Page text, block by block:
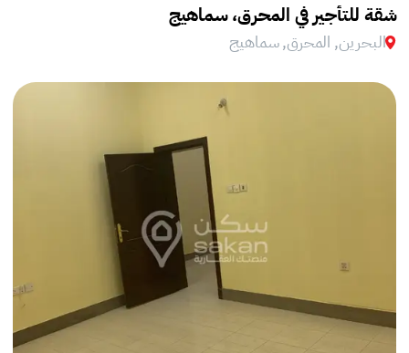
شقة للتأجير في المحرق، سماهيج
البحرين, المحرق, سماهيج